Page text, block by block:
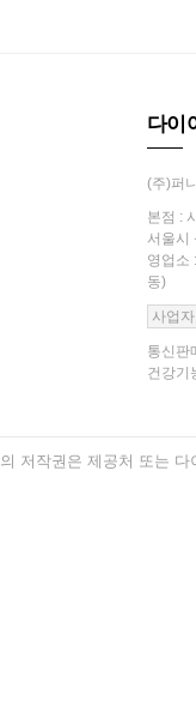
다이
(주)퍼
본점 :
서울시
영업소
동)
사업
통신판
건강기
저작권은 제공처 또는